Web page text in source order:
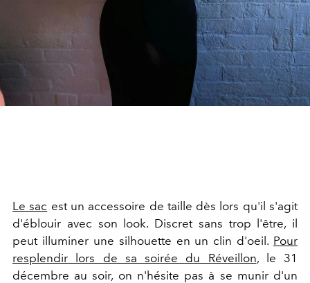
Le sac est un accessoire de taille dès lors qu'il s'agit
d'éblouir avec son look. Discret sans trop l'être, il
peut illuminer une silhouette en un clin d'oeil. Pour
resplendir lors de sa soirée du Réveillon, le 31
décembre au soir, on n'hésite pas à se munir d'un